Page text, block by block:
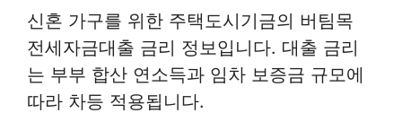
신혼 가구를 위한 주택도시기금의 버팀목
전세자금대출 금리 정보입니다. 대출 금리
는 부부 합산 연소득과 임차 보증금 규모에
따라 차등 적용됩니다.